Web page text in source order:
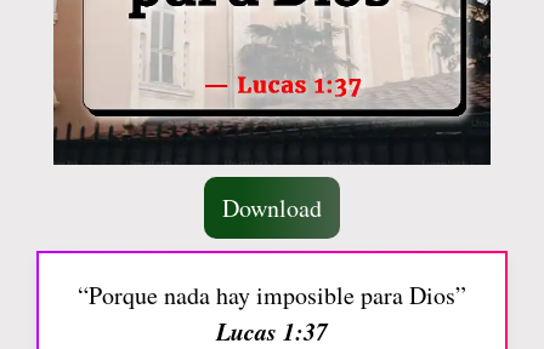
Download
“Porque nada hay imposible para Dios”
Lucas 1:37